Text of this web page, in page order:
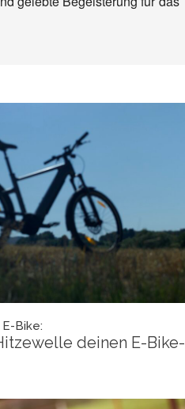
Bike:
deinen E-Bike-